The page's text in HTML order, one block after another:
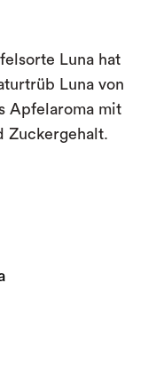
Luna hat
Luna von
Apfelaroma mit
Zuckergehalt.